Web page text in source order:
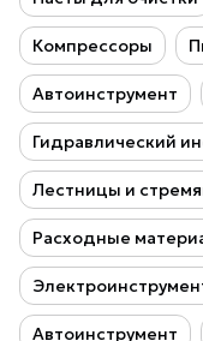
Компрессоры
Автоинструмент
Гидравлический
Лестницы и
Расходные
Автоинструмент